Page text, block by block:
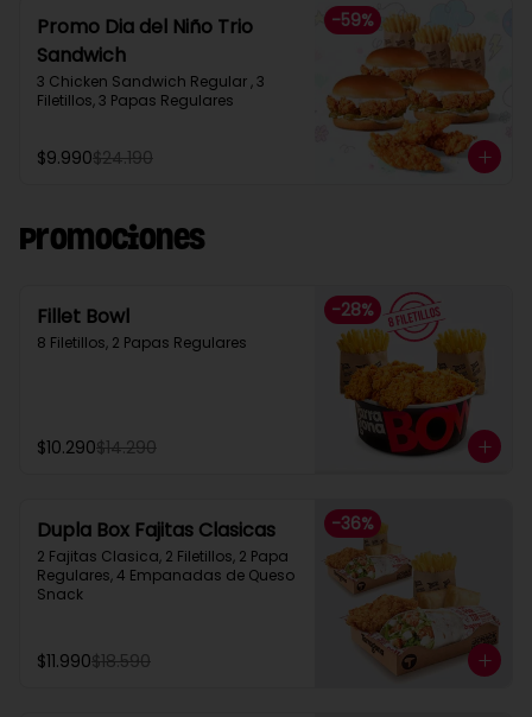
-59%
Promo Dia del Niño Trio
Sandwich​
3 Chicken Sandwich Regular , 3
Filetillos, 3 Papas Regulares
$9.990$24.190
Promociones
-28%
Fillet Bowl
8 Filetillos, 2 Papas Regulares
$10.290$14.290
-36%
Dupla Box Fajitas Clasicas
2 Fajitas Clasica, 2 Filetillos, 2 Papa
Regulares, 4 Empanadas de Queso
Snack
$11.990$18.590